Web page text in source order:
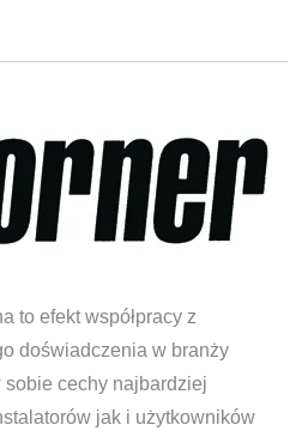
to efekt współpracy z
doświadczenia w branży
sobie cechy najbardziej
jak i użytkowników